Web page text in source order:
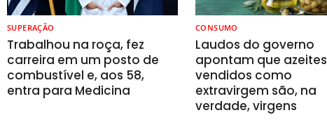
SUPERAÇÃO
Trabalhou na roça, fez
carreira em um posto de
combustível e, aos 58,
entra para Medicina
CONSUMO
Laudos do governo
apontam que azeites
vendidos como
extravirgem são, na
verdade, virgens